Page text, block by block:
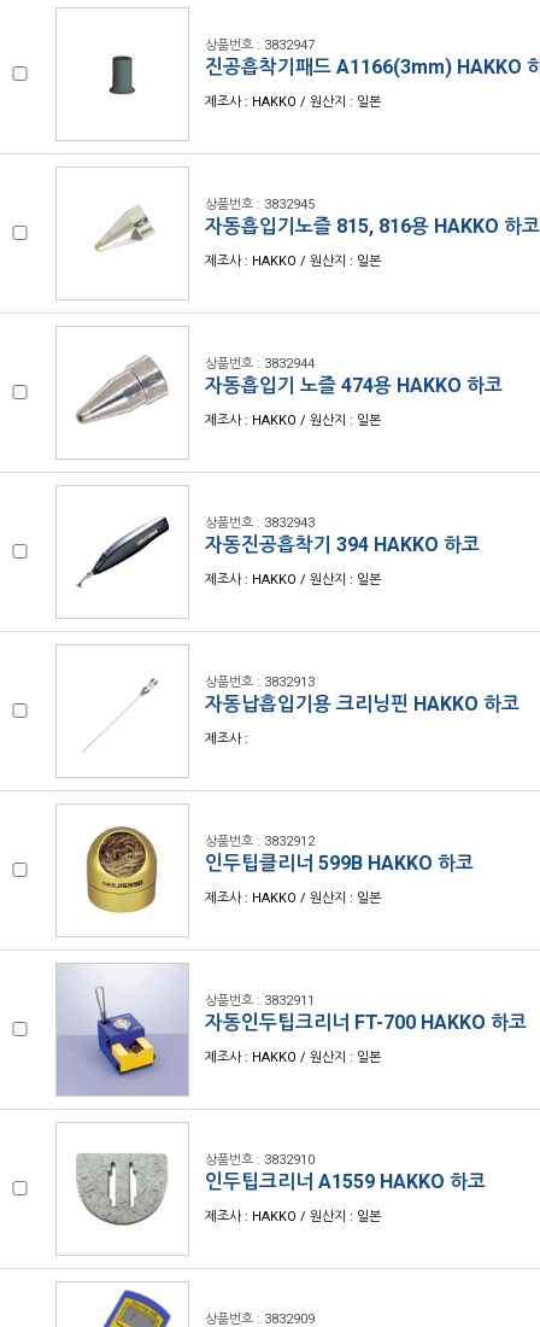
상품번호 : 3832947
진공흡착기패드 A1166(3mm) HAKKO
제조사 : HAKKO / 원산지 : 일본
상품번호 : 3832945
자동흡입기노즐 815, 816용 HAKKO 하코
제조사 : HAKKO / 원산지 : 일본
상품번호 : 3832944
자동흡입기 노즐 474용 HAKKO 하코
제조사 : HAKKO / 원산지 : 일본
상품번호 : 3832943
자동진공흡착기 394 HAKKO 하코
제조사 : HAKKO / 원산지 : 일본
상품번호 : 3832913
자동납흡입기용 크리닝핀 HAKKO 하코
제조사 :
상품번호 : 3832912
인두팁클리너 599B HAKKO 하코
제조사 : HAKKO / 원산지 : 일본
상품번호 : 3832911
자동인두팁크리너 FT-700 HAKKO 하코
제조사 : HAKKO / 원산지 : 일본
상품번호 : 3832910
인두팁크리너 A1559 HAKKO 하코
제조사 : HAKKO / 원산지 : 일본
상품번호 : 3832909